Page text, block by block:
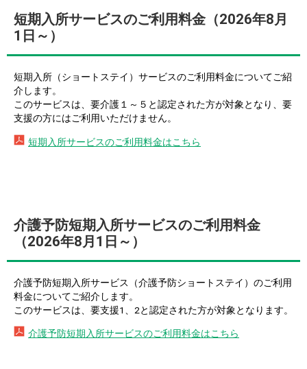
短期入所サービスのご利用料金（2026年8月
1日～）
短期入所（ショートステイ）サービスのご利用料金についてご紹
介します。
このサービスは、要介護１～５と認定された方が対象となり、要
支援の方にはご利用いただけません。
短期入所サービスのご利用料金はこちら
介護予防短期入所サービスのご利用料金
（2026年8月1日～）
介護予防短期入所サービス（介護予防ショートステイ）のご利用
料金についてご紹介します。
このサービスは、要支援1、2と認定された方が対象となります。
介護予防短期入所サービスのご利用料金はこちら